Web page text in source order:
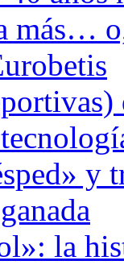
más…
y
la